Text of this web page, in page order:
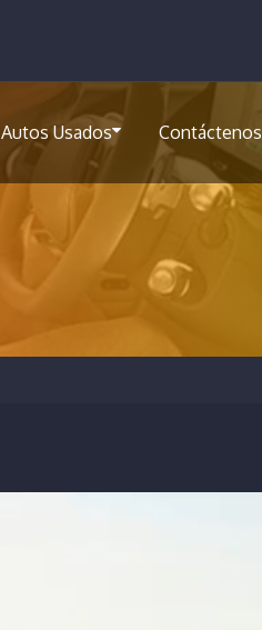
Autos Usados Contáctenos